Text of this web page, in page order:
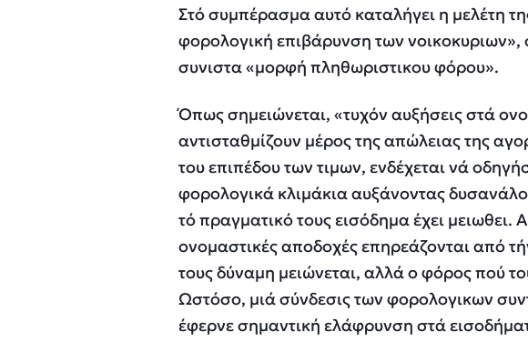
Στό συμπέρασμα αυτό καταλήγει η μελέτη
φορολογική επιβάρυνση των νοικοκυριων»,
συνιστα «μορφή πληθωριστικου φόρου».
Όπως σημειώνεται, «τυχόν αυξήσεις στά
αντισταθμίζουν μέρος της απώλειας της
του επιπέδου των τιμων, ενδέχεται νά
φορολογικά κλιμάκια αυξάνοντας
τό πραγματικό τους εισόδημα έχει μειωθει.
ονομαστικές αποδοχές επηρεάζονται από
τους δύναμη μειώνεται, αλλά ο φόρος πού
Ωστόσο, μιά σύνδεσις των φορολογικων
έφερνε σημαντική ελάφρυνση στά